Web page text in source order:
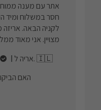
אתר עם מענה
חסר במשלוח ומיד
לקניה הבאה.
מצויין. אני מאוד
אריה ל. 🇮🇱
האם